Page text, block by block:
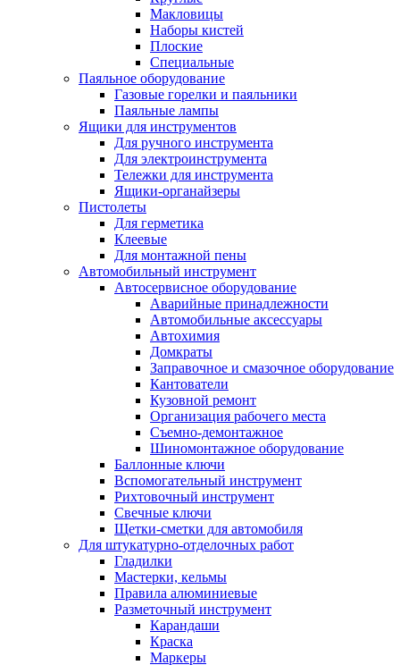
Макловицы
Наборы кистей
Плоские
Специальные
Паяльное оборудование
Газовые горелки и паяльники
Паяльные лампы
Ящики для инструментов
Для ручного инструмента
Для электроинструмента
Тележки для инструмента
Ящики-органайзеры
Пистолеты
Для герметика
Клеевые
Для монтажной пены
Автомобильный инструмент
Автосервисное оборудование
Аварийные принадлежности
Автомобильные аксессуары
Автохимия
Домкраты
Заправочное и смазочное оборудование
Кантователи
Кузовной ремонт
Организация рабочего места
Съемно-демонтажное
Шиномонтажное оборудование
Баллонные ключи
Вспомогательный инструмент
Рихтовочный инструмент
Свечные ключи
Щетки-сметки для автомобиля
Для штукатурно-отделочных работ
Гладилки
Мастерки, кельмы
Правила алюминиевые
Разметочный инструмент
Карандаши
Краска
Маркеры